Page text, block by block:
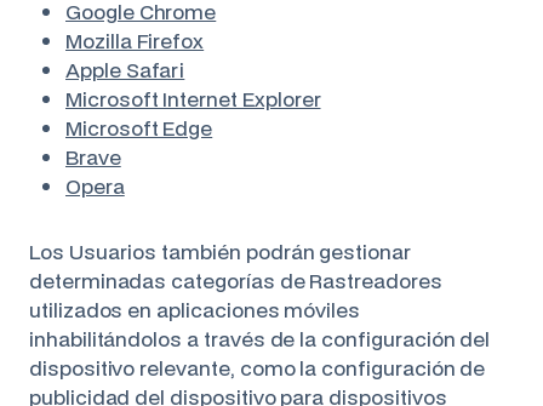
Google Chrome
Mozilla Firefox
Apple Safari
Microsoft Internet Explorer
Microsoft Edge
Brave
Opera
Los Usuarios también podrán gestionar
determinadas categorías de Rastreadores
utilizados en aplicaciones móviles
inhabilitándolos a través de la configuración del
dispositivo relevante, como la configuración de
publicidad del dispositivo para dispositivos